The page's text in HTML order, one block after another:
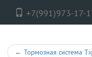
+7(991)973-17-
← Тормозная система